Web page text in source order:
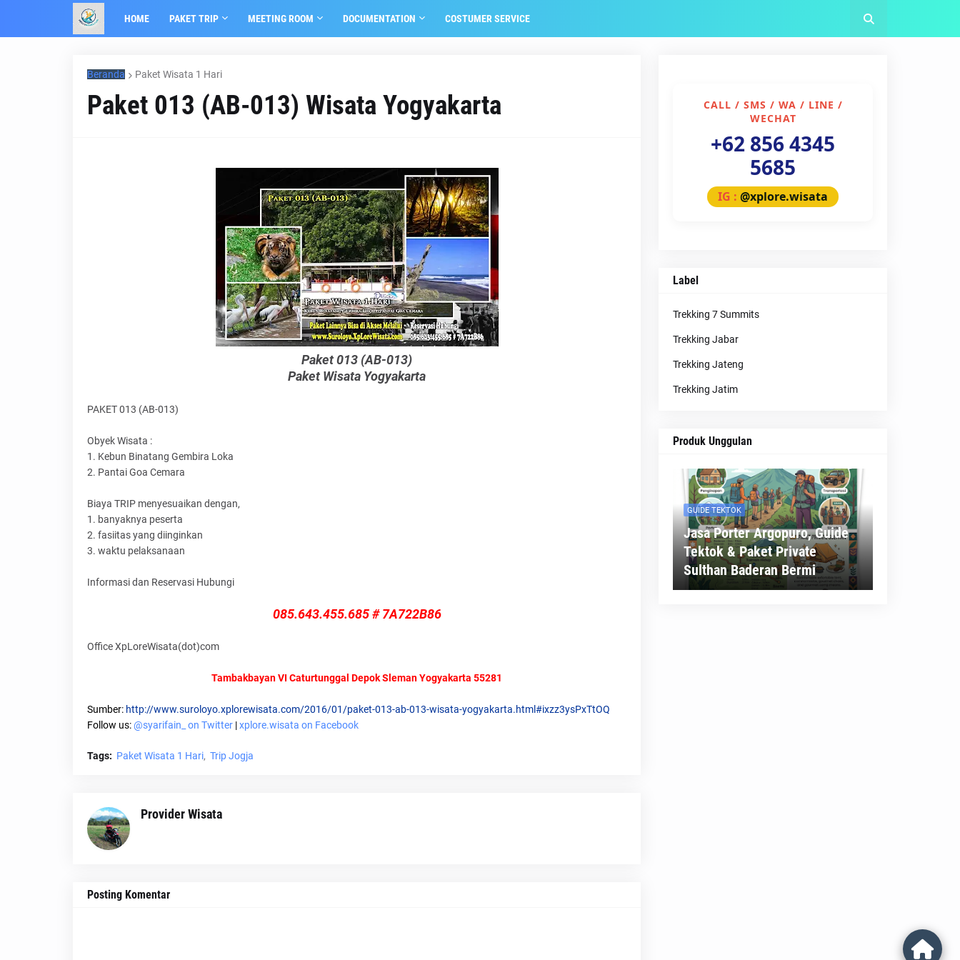
HOME PAKET TRIP MEETING ROOM DOCUMENTATION COSTUMER SERVICE
Beranda Paket Wisata 1 Hari
Paket 013 (AB-013) Wisata Yogyakarta
Paket 013 (AB-013)
Paket Wisata Yogyakarta
PAKET 013 (AB-013)
Obyek Wisata :
1. Kebun Binatang Gembira Loka
2. Pantai Goa Cemara
Biaya TRIP menyesuaikan dengan,
1. banyaknya peserta
2. fasiitas yang diinginkan
3. waktu pelaksanaan
Informasi dan Reservasi Hubungi
085.643.455.685 # 7A722B86
Office XpLoreWisata(dot)com
Tambakbayan VI Caturtunggal Depok Sleman Yogyakarta 55281
Sumber: http://www.suroloyo.xplorewisata.com/2016/01/paket-013-ab-013-wisata-yogyakarta.html#ixzz3ysPxTtOQ
Follow us:@syarifain_ on Twitter |xplore.wisata on Facebook
Tags: Paket Wisata 1 Hari Trip Jogja
Provider Wisata
Posting Komentar
CALL / SMS / WA / LINE /
WECHAT
+62 856 4345
5685
IG : @xplore.wisata
Label
Trekking 7 Summits
Trekking Jabar
Trekking Jateng
Trekking Jatim
Produk Unggulan
GUIDE TEKTOK
Jasa Porter Argopuro, Guide
Tektok & Paket Private
Sulthan Baderan Bermi